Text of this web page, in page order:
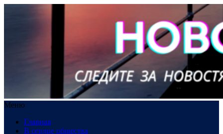
Меню
Главная
В сердце общества